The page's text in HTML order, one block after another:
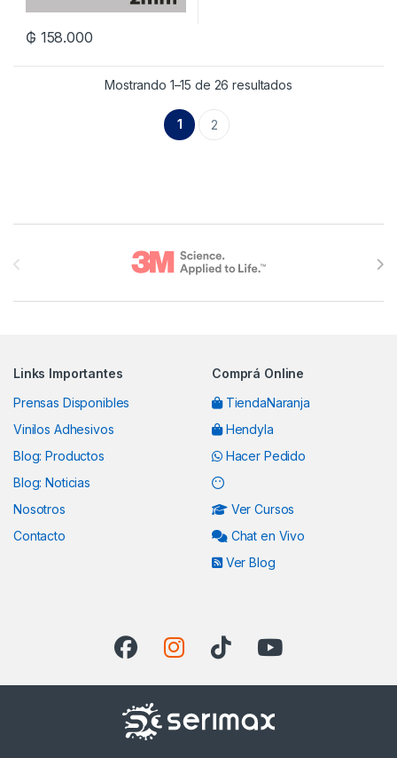
₲ 158.000
Mostrando 1–15 de 26 resultados
1 2
Links Importantes
Prensas Disponibles
Vinilos Adhesivos
Blog: Productos
Blog: Noticias
Nosotros
Contacto
Comprá Online
TiendaNaranja
Hendyla
Hacer Pedido
Ver Cursos
Chat en Vivo
Ver Blog